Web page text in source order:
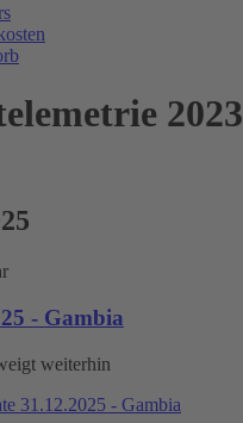
2023
- Gambia
weiterhin
31.12.2025 - Gambia